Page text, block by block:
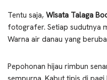
Tentu saja, Wisata Talaga
fotografer. Setiap sudutnya
Warna air danau yang
Pepohonan hijau rimbun